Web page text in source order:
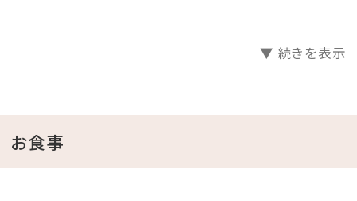
＼注目！今のおトク・おすすめ／をお知らせ！
【お客様へ】
▼ 続きを表示
お食事